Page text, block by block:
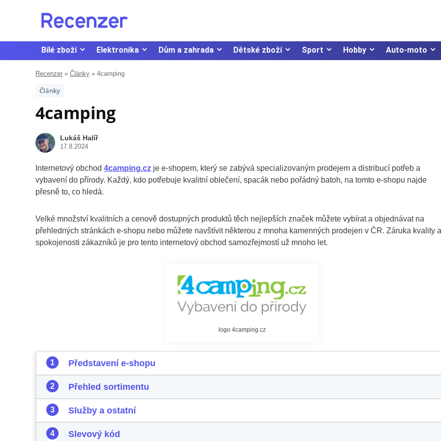
Bílé zboží Elektronika Dům a zahrada Dětské zboží Sport Hobby Auto-moto
Recenzer » Články » 4camping
Články
4camping
Lukáš Halíř
17.8.2024
Internetový obchod 4camping.cz je e-shopem, který se zabývá specializovaným prodejem a distribucí potřeb a
vybavení do přírody. Každý, kdo potřebuje kvalitní oblečení, spacák nebo pořádný batoh, na tomto e-shopu najde
přesně to, co hledá.
Velké množství kvalitních a cenově dostupných produktů těch nejlepších značek můžete vybírat a objednávat na
přehledných stránkách e-shopu nebo můžete navštívit některou z mnoha kamenných prodejen v ČR. Záruka kvality a
spokojenosti zákazníků je pro tento internetový obchod samozřejmostí už mnoho let.
logo 4camping.cz
Představení e-shopu
Přehled sortimentu
Služby a ostatní
Slevový kód